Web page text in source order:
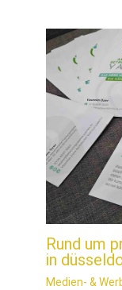
Rund um
in
Medien- &